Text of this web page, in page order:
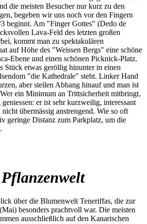
die meisten Besucher nur kurz zu den
begeben wir uns noch vor den Fingern
beginnt. Am "Finger Gottes" (Dedo de
Lava-Feld des letzten großen
kommt man zu spektakulären
auf Höhe des "Weissen Bergs" eine schöne
Ebene und einen schönen Picknick-Platz.
Stück etwas geröllig hinunter in einen
"die Kathedrale" steht. Linker Hand
aber steilen Abhang hinauf und man ist
ein Minimum an Trittsicherheit mitbringt,
er ist sehr kurzweilig, interessant
übermässig anstrengend. Wie so oft
geringe Distanz zum Parkplatz, um die
über die Blumenwelt Teneriffas, die zur
besonders prachtvoll war. Die meisten
ausschließlich auf den Kanarischen